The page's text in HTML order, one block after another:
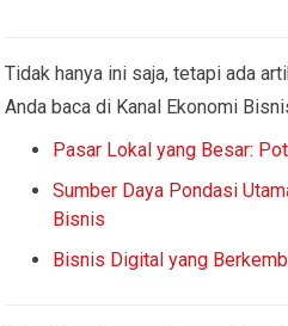
Tidak hanya ini saja, tetapi ada
Anda baca di Kanal Ekonomi
Pasar Lokal yang Besar:
Sumber Daya Pondasi
Bisnis
Bisnis Digital yang